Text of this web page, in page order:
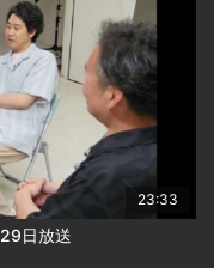
23:33
日放送